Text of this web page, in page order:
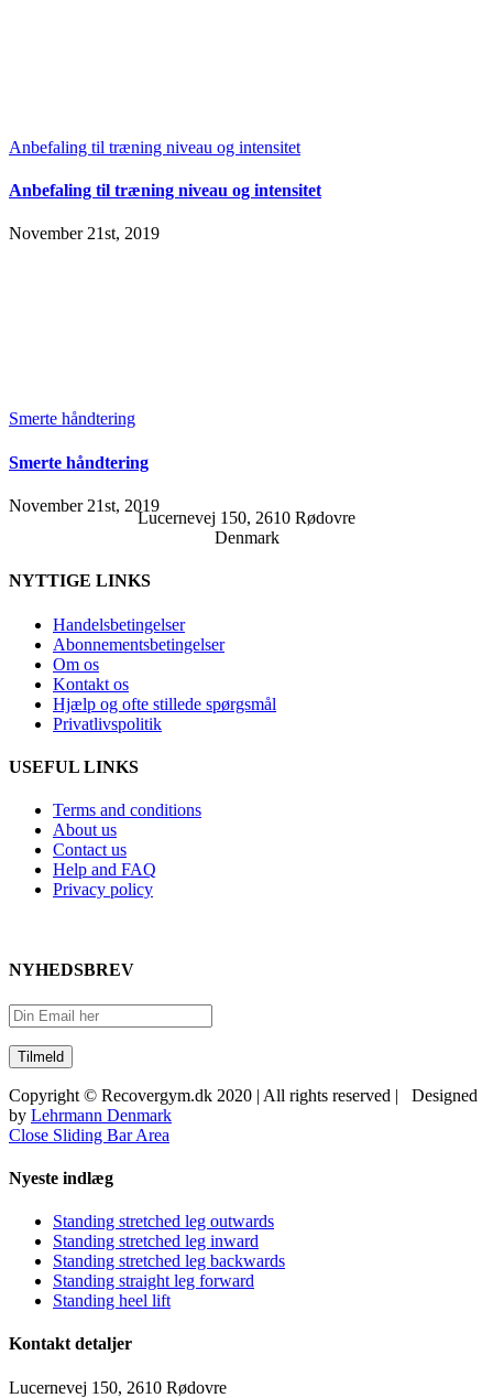
Anbefaling til træning niveau og intensitet
Anbefaling til træning niveau og intensitet
November 21st, 2019
Smerte håndtering
Smerte håndtering
November 21st, 2019
Lucernevej 150, 2610 Rødovre
Denmark
NYTTIGE LINKS
Handelsbetingelser
Abonnementsbetingelser
Om os
Kontakt os
Hjælp og ofte stillede spørgsmål
Privatlivspolitik
USEFUL LINKS
Terms and conditions
About us
Contact us
Help and FAQ
Privacy policy
NYHEDSBREV
Copyright © Recovergym.dk 2020 | All rights reserved | Designed
by Lehrmann Denmark
Close Sliding Bar Area
Nyeste indlæg
Standing stretched leg outwards
Standing stretched leg inward
Standing stretched leg backwards
Standing straight leg forward
Standing heel lift
Kontakt detaljer
Lucernevej 150, 2610 Rødovre